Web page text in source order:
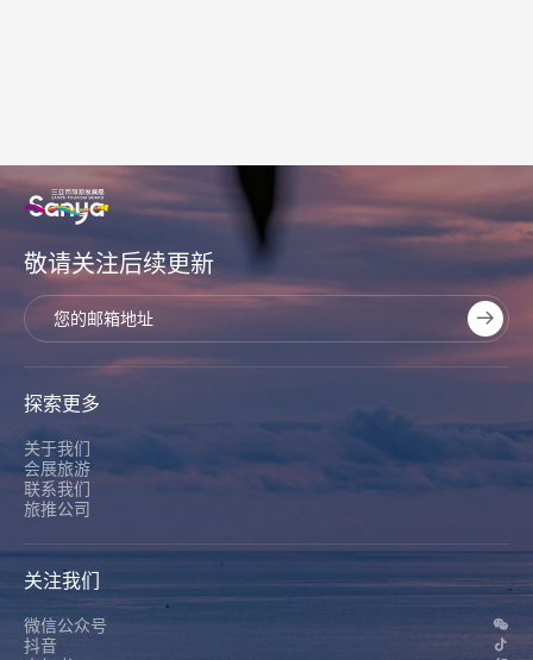
敬请关注后续更新
探索更多
关于我们
会展旅游
联系我们
旅推公司
关注我们
微信公众号
抖音